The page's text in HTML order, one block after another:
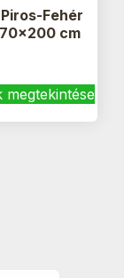
Fehér
cm
megtekintése